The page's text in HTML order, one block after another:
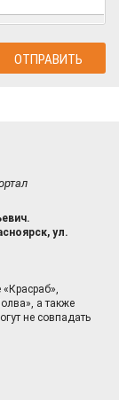
ул.
а также
не совпадать